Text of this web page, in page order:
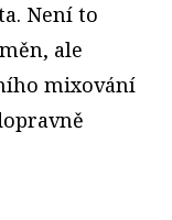
Není to
ale
mixování